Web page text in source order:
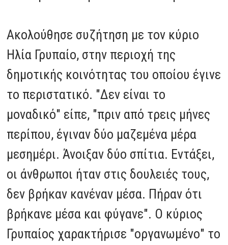
Ακολούθησε συζήτηση με τον κύριο
Ηλία Γρυπαίο, στην περιοχή της
δημοτικής κοινότητας του οποίου έγινε
το περιστατικό. "Δεν είναι το
μοναδικό" είπε, "πριν από τρεις μήνες
περίπου, έγιναν δύο μαζεμένα μέρα
μεσημέρι. Άνοιξαν δύο σπίτια. Εντάξει,
οι άνθρωποι ήταν στις δουλειές τους,
δεν βρήκαν κανέναν μέσα. Πήραν ότι
βρήκανε μέσα και φύγανε". Ο κύριος
Γρυπαίος χαρακτήρισε "οργανωμένο" το